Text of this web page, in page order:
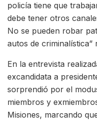
policía tiene que
debe tener otros
No se pueden robar
autos de criminalística”
En la entrevista
excandidata a
sorprendió por el
miembros y
Misiones, marcando